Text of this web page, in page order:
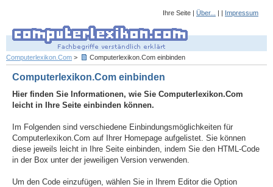
Ihre Seite | Über... | | Impressum
Computerlexikon.Com > Computerlexikon.Com einbinden
Computerlexikon.Com einbinden
Hier finden Sie Informationen, wie Sie Computerlexikon.Com
leicht in Ihre Seite einbinden können.
Im Folgenden sind verschiedene Einbindungsmöglichkeiten für
Computerlexikon.Com auf Ihrer Homepage aufgelistet. Sie können
diese jeweils leicht in Ihre Seite einbinden, indem Sie den HTML-Code
in der Box unter der jeweiligen Version verwenden.
Um den Code einzufügen, wählen Sie in Ihrem Editor die Option